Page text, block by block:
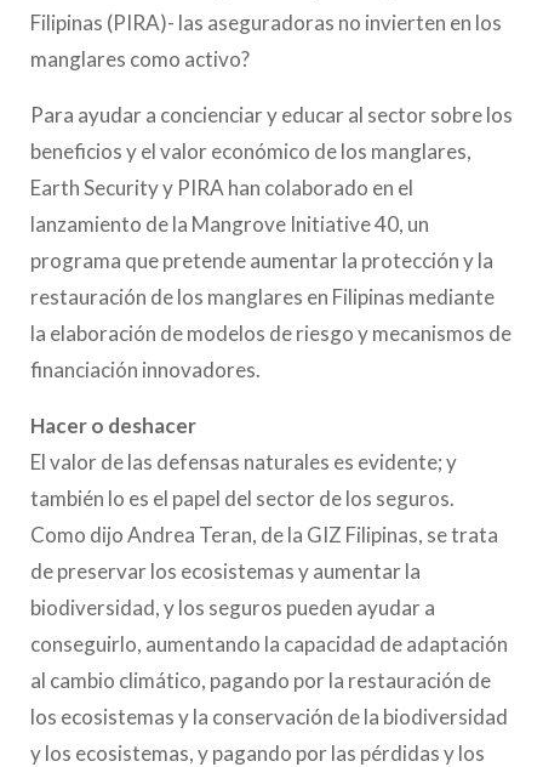
Filipinas (PIRA)- las aseguradoras no invierten en los
manglares como activo?
Para ayudar a concienciar y educar al sector sobre los
beneficios y el valor económico de los manglares,
Earth Security y PIRA han colaborado en el
lanzamiento de la Mangrove Initiative 40, un
programa que pretende aumentar la protección y la
restauración de los manglares en Filipinas mediante
la elaboración de modelos de riesgo y mecanismos de
financiación innovadores.
Hacer o deshacer
El valor de las defensas naturales es evidente; y
también lo es el papel del sector de los seguros.
Como dijo Andrea Teran, de la GIZ Filipinas, se trata
de preservar los ecosistemas y aumentar la
biodiversidad, y los seguros pueden ayudar a
conseguirlo, aumentando la capacidad de adaptación
al cambio climático, pagando por la restauración de
los ecosistemas y la conservación de la biodiversidad
y los ecosistemas, y pagando por las pérdidas y los